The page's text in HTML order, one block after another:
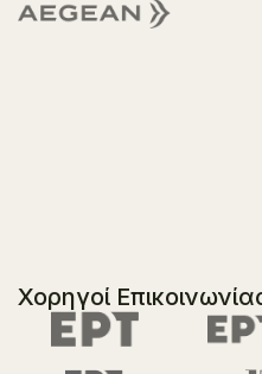
Χορηγοί